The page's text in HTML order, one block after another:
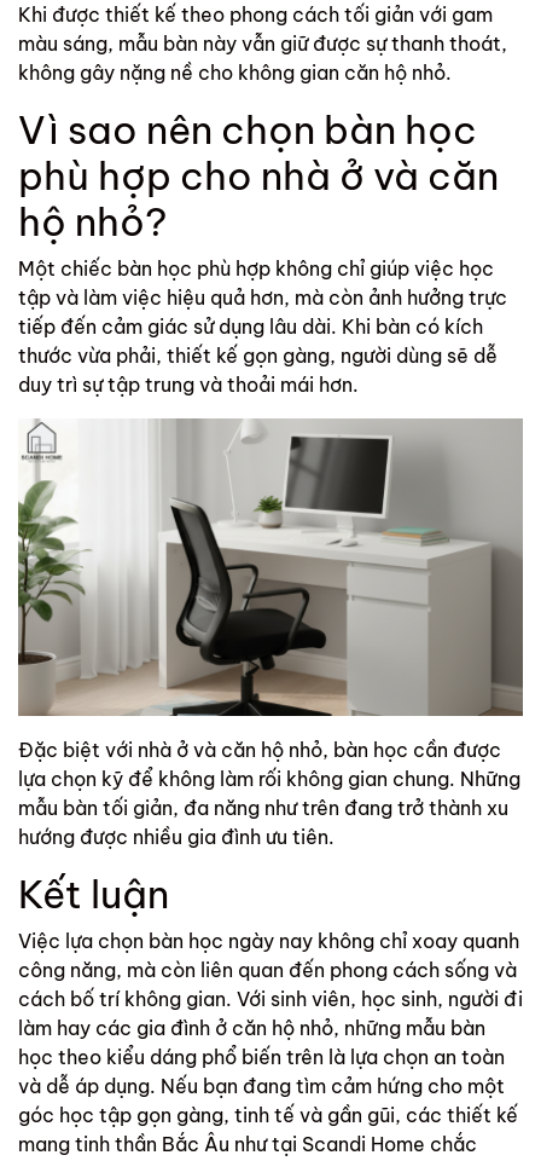
Khi được thiết kế theo phong cách tối giản với gam
màu sáng, mẫu bàn này vẫn giữ được sự thanh thoát,
không gây nặng nề cho không gian căn hộ nhỏ.
Vì sao nên chọn bàn học
phù hợp cho nhà ở và căn
hộ nhỏ?
Một chiếc bàn học phù hợp không chỉ giúp việc học
tập và làm việc hiệu quả hơn, mà còn ảnh hưởng trực
tiếp đến cảm giác sử dụng lâu dài. Khi bàn có kích
thước vừa phải, thiết kế gọn gàng, người dùng sẽ dễ
duy trì sự tập trung và thoải mái hơn.
Đặc biệt với nhà ở và căn hộ nhỏ, bàn học cần được
lựa chọn kỹ để không làm rối không gian chung. Những
mẫu bàn tối giản, đa năng như trên đang trở thành xu
hướng được nhiều gia đình ưu tiên.
Kết luận
Việc lựa chọn bàn học ngày nay không chỉ xoay quanh
công năng, mà còn liên quan đến phong cách sống và
cách bố trí không gian. Với sinh viên, học sinh, người đi
làm hay các gia đình ở căn hộ nhỏ, những mẫu bàn
học theo kiểu dáng phổ biến trên là lựa chọn an toàn
và dễ áp dụng. Nếu bạn đang tìm cảm hứng cho một
góc học tập gọn gàng, tinh tế và gần gũi, các thiết kế
mang tinh thần Bắc Âu như tại Scandi Home chắc